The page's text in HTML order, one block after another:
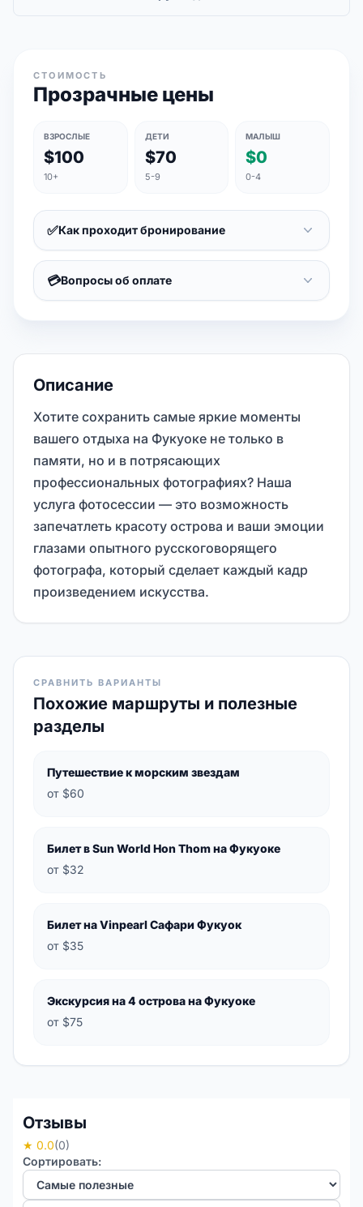
СТОИМОСТЬ
Прозрачные цены
ВЗРОСЛЫЕ
$100
10+
ДЕТИ
$70
5-9
МАЛЫШ
$0
0-4
✅Как проходит бронирование
💳Вопросы об оплате
Описание
Хотите сохранить самые яркие моменты
вашего отдыха на Фукуоке не только в
памяти, но и в потрясающих
профессиональных фотографиях? Наша
услуга фотосессии — это возможность
запечатлеть красоту острова и ваши эмоции
глазами опытного русскоговорящего
фотографа, который сделает каждый кадр
произведением искусства.
СРАВНИТЬ ВАРИАНТЫ
Похожие маршруты и полезные
разделы
Путешествие к морским звездам
от $60
Билет в Sun World Hon Thom на Фукуоке
от $32
Билет на Vinpearl Сафари Фукуок
от $35
Экскурсия на 4 острова на Фукуоке
от $75
Отзывы
★ 0.0(0)
Сортировать: